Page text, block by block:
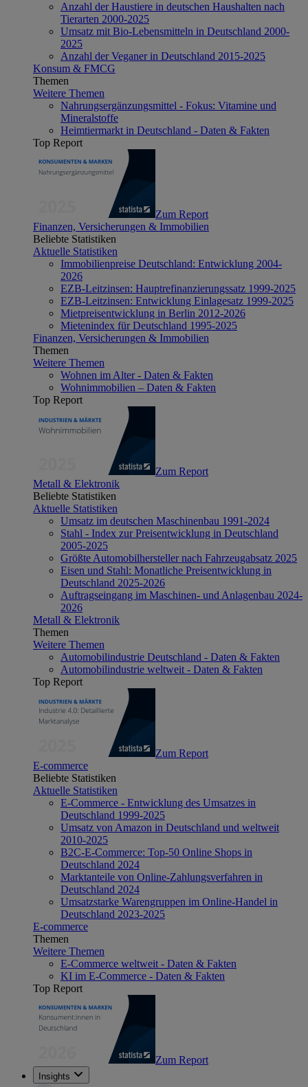
Anzahl der Haustiere in deutschen Haushalten nach
Tierarten 2000-2025
Umsatz mit Bio-Lebensmitteln in Deutschland 2000-
2025
Anzahl der Veganer in Deutschland 2015-2025
Konsum & FMCG
Themen
Weitere Themen
Nahrungsergänzungsmittel - Fokus: Vitamine und
Mineralstoffe
Heimtiermarkt in Deutschland - Daten & Fakten
Top Report
Zum Report
Finanzen, Versicherungen & Immobilien
Beliebte Statistiken
Aktuelle Statistiken
Immobilienpreise Deutschland: Entwicklung 2004-
2026
EZB-Leitzinsen: Hauptrefinanzierungssatz 1999-2025
EZB-Leitzinsen: Entwicklung Einlagesatz 1999-2025
Mietpreisentwicklung in Berlin 2012-2026
Mietenindex für Deutschland 1995-2025
Finanzen, Versicherungen & Immobilien
Themen
Weitere Themen
Wohnen im Alter - Daten & Fakten
Wohnimmobilien – Daten & Fakten
Top Report
Zum Report
Metall & Elektronik
Beliebte Statistiken
Aktuelle Statistiken
Umsatz im deutschen Maschinenbau 1991-2024
Stahl - Index zur Preisentwicklung in Deutschland
2005-2025
Größte Automobilhersteller nach Fahrzeugabsatz 2025
Eisen und Stahl: Monatliche Preisentwicklung in
Deutschland 2025-2026
Auftragseingang im Maschinen- und Anlagenbau 2024-
2026
Metall & Elektronik
Themen
Weitere Themen
Automobilindustrie Deutschland - Daten & Fakten
Automobilindustrie weltweit - Daten & Fakten
Top Report
Zum Report
E-commerce
Beliebte Statistiken
Aktuelle Statistiken
E-Commerce - Entwicklung des Umsatzes in
Deutschland 1999-2025
Umsatz von Amazon in Deutschland und weltweit
2010-2025
B2C-E-Commerce: Top-50 Online Shops in
Deutschland 2024
Marktanteile von Online-Zahlungsverfahren in
Deutschland 2024
Umsatzstarke Warengruppen im Online-Handel in
Deutschland 2023-2025
E-commerce
Themen
Weitere Themen
E-Commerce weltweit - Daten & Fakten
KI im E-Commerce - Daten & Fakten
Top Report
Zum Report
Insights